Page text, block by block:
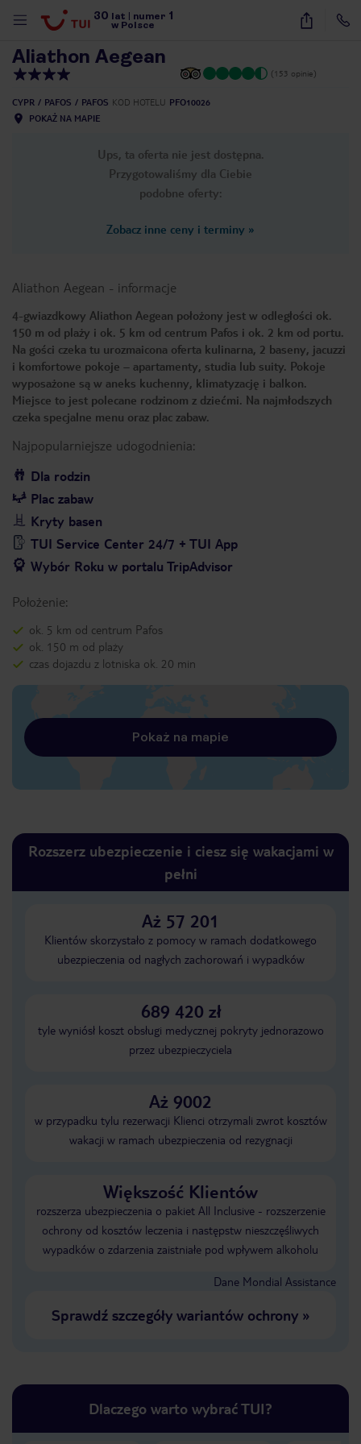
30 lat numer 1
w Polsce
31
Aliathon Aegean
(153 opinie)
CYPR PAFOS PAFOS KOD HOTELU PFO10026
POKAŻ NA MAPIE
Ups, ta oferta nie jest dostępna.
Przygotowaliśmy dla Ciebie
podobne oferty:
Zobacz inne ceny i terminy »
Aliathon Aegean - informacje
4-gwiazdkowy Aliathon Aegean położony jest w odległości ok.
150 m od plaży i ok. 5 km od centrum Pafos i ok. 2 km od portu.
Na gości czeka tu urozmaicona oferta kulinarna, 2 baseny, jacuzzi
i komfortowe pokoje – apartamenty, studia lub suity. Pokoje
wyposażone są w aneks kuchenny, klimatyzację i balkon.
Miejsce to jest polecane rodzinom z dziećmi. Na najmłodszych
czeka specjalne menu oraz plac zabaw.
Najpopularniejsze udogodnienia:
Dla rodzin
Plac zabaw
Kryty basen
TUI Service Center 24/7 + TUI App
Wybór Roku w portalu TripAdvisor
Położenie:
ok. 5 km od centrum Pafos
ok. 150 m od plaży
czas dojazdu z lotniska ok. 20 min
Pokaż na mapie
Rozszerz ubezpieczenie i ciesz się wakacjami w
pełni
Aż 57 201
Klientów skorzystało z pomocy w ramach dodatkowego
ubezpieczenia od nagłych zachorowań i wypadków
689 420 zł
tyle wyniósł koszt obsługi medycznej pokryty jednorazowo
przez ubezpieczyciela
Aż 9002
w przypadku tylu rezerwacji Klienci otrzymali zwrot kosztów
wakacji w ramach ubezpieczenia od rezygnacji
Większość Klientów
rozszerza ubezpieczenia o pakiet All Inclusive - rozszerzenie
ochrony od kosztów leczenia i następstw nieszczęśliwych
wypadków o zdarzenia zaistniałe pod wpływem alkoholu
Dane Mondial Assistance
Sprawdź szczegóły wariantów ochrony»
Dlaczego warto wybrać TUI?